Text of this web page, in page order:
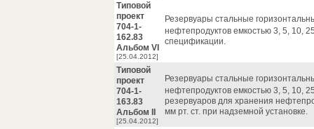
Типовой
проект
704-1-
162.83
Альбом VI
[25.04.2012]
Резервуары стальные
нефтепродуктов емкостью 3, 5, 10,
спецификации.
Типовой
проект
704-1-
163.83
Альбом II
[25.04.2012]
Резервуары стальные
нефтепродуктов емкостью 3, 5, 10,
резервуаров для хранения
мм рт. ст. при надземной установке.